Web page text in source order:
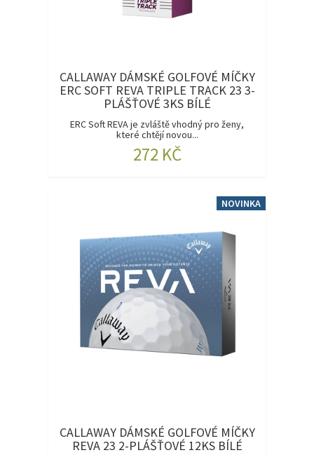
CALLAWAY DÁMSKÉ GOLFOVÉ MÍČKY
ERC SOFT REVA TRIPLE TRACK 23 3-
PLÁŠŤOVÉ 3KS BÍLÉ
ERC Soft REVA je zvláště vhodný pro ženy,
které chtějí novou...
272 KČ
NOVINKA
CALLAWAY DÁMSKÉ GOLFOVÉ MÍČKY
REVA 23 2-PLÁŠŤOVÉ 12KS BÍLÉ